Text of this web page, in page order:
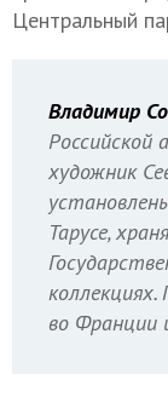
Центральный
Владимир
Российской
художник
Тарусе,
во Франции